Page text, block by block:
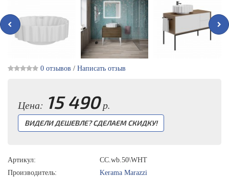
0 отзывов / Написать отзыв
Цена: 15 490р.
ВИДЕЛИ ДЕШЕВЛЕ? СДЕЛАЕМ СКИДКУ!
Артикул:
CC.wb.50\WHT
Производитель:
Kerama Marazzi